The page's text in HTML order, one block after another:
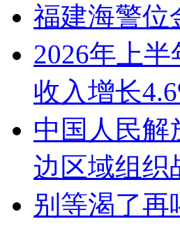
福建海警位
2026年上
收入增长
中国人民解
边区域组织
别等渴了再